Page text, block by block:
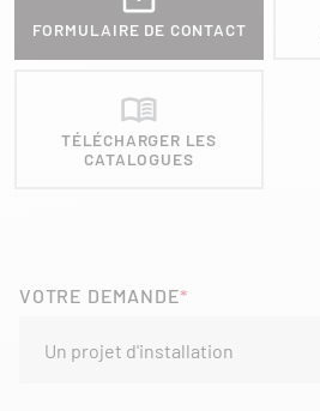
FORMULAIRE DE CONTACT
TÉLÉCHARGER LES
CATALOGUES
VOTRE DEMANDE